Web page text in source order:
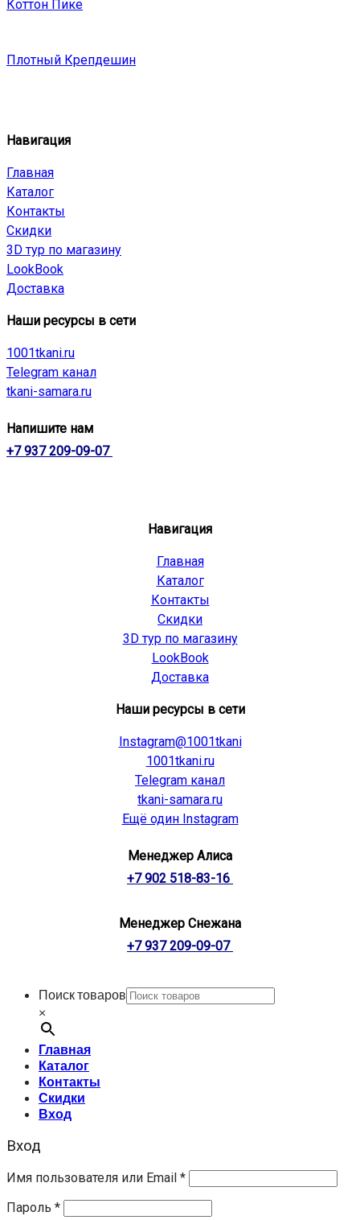
Коттон Пике
Плотный Крепдешин
Навигация
Главная
Каталог
Контакты
Скидки
3D тур по магазину
LookBook
Доставка
Наши ресурсы в сети
1001tkani.ru
Telegram канал
tkani-samara.ru
Напишите нам
+7 937 209-09-07
Навигация
Главная
Каталог
Контакты
Скидки
3D тур по магазину
LookBook
Доставка
Наши ресурсы в сети
Instagram@1001tkani
1001tkani.ru
Telegram канал
tkani-samara.ru
Ещё один Instagram
Менеджер Алиса
+7 902 518-83-16
Менеджер Снежана
+7 937 209-09-07
Поиск товаров
×
Главная
Каталог
Контакты
Скидки
Вход
Вход
Имя пользователя или Email *
Пароль *